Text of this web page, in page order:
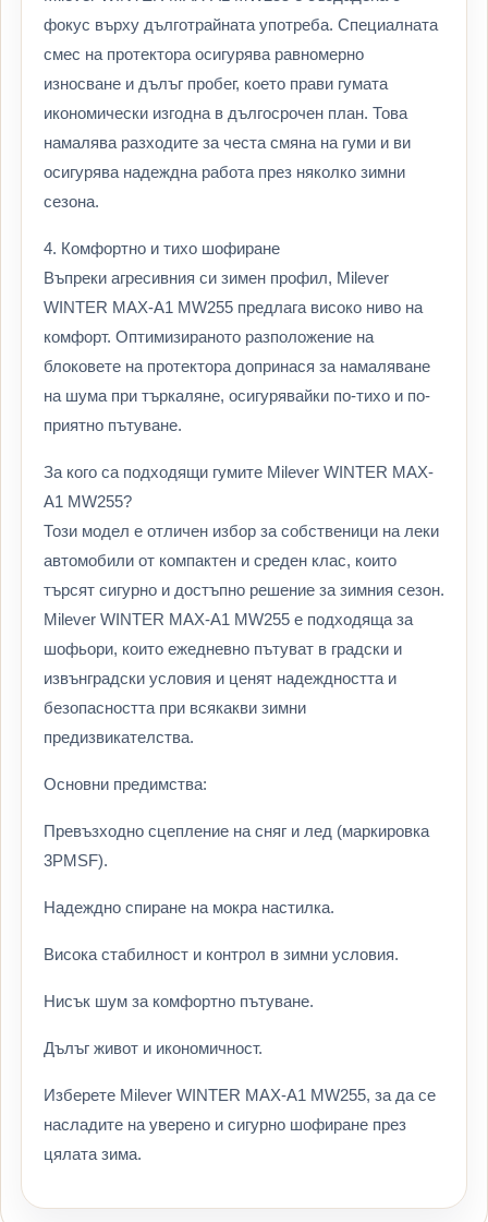
фокус върху дълготрайната употреба. Специалната
смес на протектора осигурява равномерно
износване и дълъг пробег, което прави гумата
икономически изгодна в дългосрочен план. Това
намалява разходите за честа смяна на гуми и ви
осигурява надеждна работа през няколко зимни
сезона.
4. Комфортно и тихо шофиране
Въпреки агресивния си зимен профил, Milever
WINTER MAX-A1 MW255 предлага високо ниво на
комфорт. Оптимизираното разположение на
блоковете на протектора допринася за намаляване
на шума при търкаляне, осигурявайки по-тихо и по-
приятно пътуване.
За кого са подходящи гумите Milever WINTER MAX-
A1 MW255?
Този модел е отличен избор за собственици на леки
автомобили от компактен и среден клас, които
търсят сигурно и достъпно решение за зимния сезон.
Milever WINTER MAX-A1 MW255 е подходяща за
шофьори, които ежедневно пътуват в градски и
извънградски условия и ценят надеждността и
безопасността при всякакви зимни
предизвикателства.
Основни предимства:
Превъзходно сцепление на сняг и лед (маркировка
3PMSF).
Надеждно спиране на мокра настилка.
Висока стабилност и контрол в зимни условия.
Нисък шум за комфортно пътуване.
Дълъг живот и икономичност.
Изберете Milever WINTER MAX-A1 MW255, за да се
насладите на уверено и сигурно шофиране през
цялата зима.